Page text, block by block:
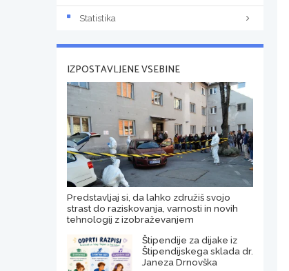
Statistika
IZPOSTAVLJENE VSEBINE
Predstavljaj si, da lahko združiš svojo
strast do raziskovanja, varnosti in novih
tehnologij z izobraževanjem
Štipendije za dijake iz
Štipendijskega sklada dr.
Janeza Drnovška